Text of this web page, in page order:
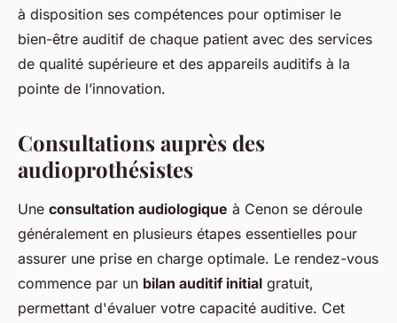
à disposition ses compétences pour optimiser le
bien-être auditif de chaque patient avec des services
de qualité supérieure et des appareils auditifs à la
pointe de l’innovation.
Consultations auprès des
audioprothésistes
Une consultation audiologique à Cenon se déroule
généralement en plusieurs étapes essentielles pour
assurer une prise en charge optimale. Le rendez-vous
commence par un bilan auditif initial gratuit,
permettant d'évaluer votre capacité auditive. Cet